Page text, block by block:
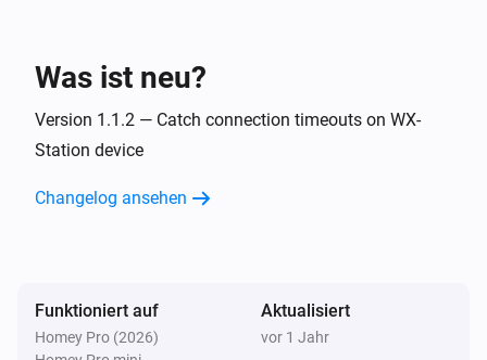
Set air pressure to
Weather Station
Weather Station
Set wind speed to , gust speed to
Wind gust speed (optional)
Was ist neu?
Version 1.1.2 — Catch connection timeouts on WX-
Station device
Changelog ansehen
Funktioniert auf
Homey Pro (2026)
Aktualisiert
vor 1 Jahr